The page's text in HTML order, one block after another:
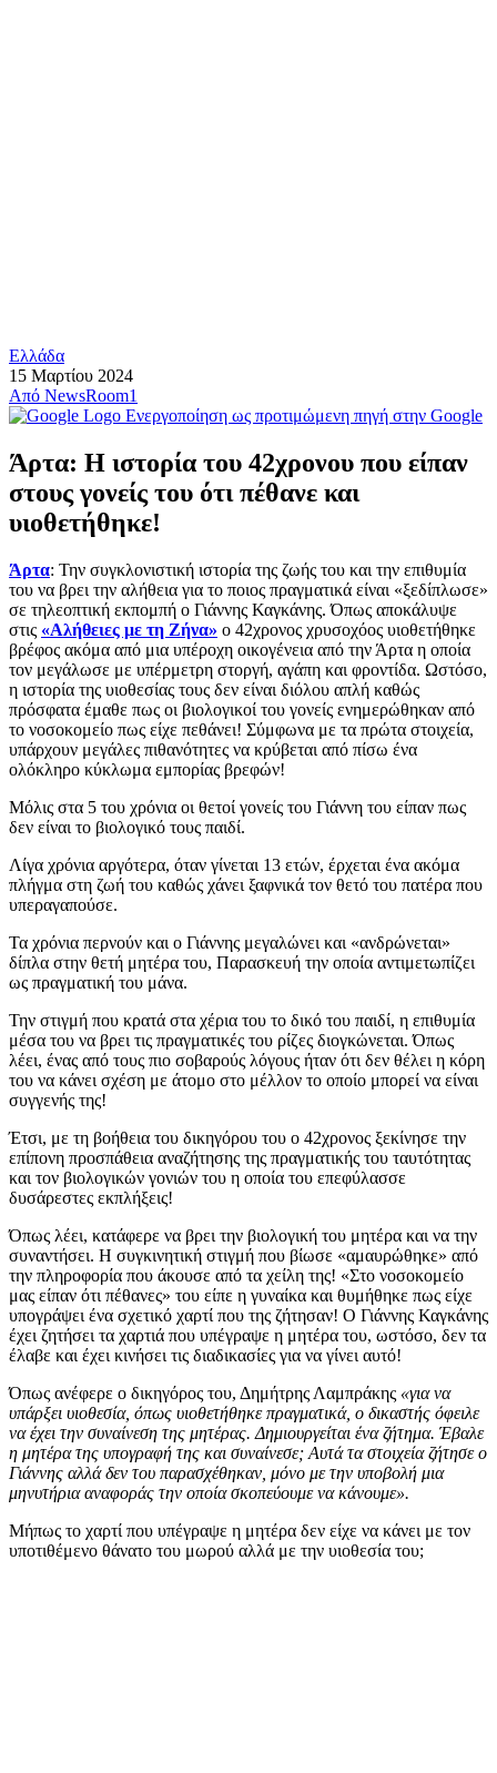
Ελλάδα
15 Μαρτίου 2024
Από NewsRoom1
Ενεργοποίηση ως προτιμώμενη πηγή στην Google
Άρτα: Η ιστορία του 42χρονου που είπαν
στους γονείς του ότι πέθανε και
υιοθετήθηκε!
Άρτα: Την συγκλονιστική ιστορία της ζωής του και την επιθυμία
του να βρει την αλήθεια για το ποιος πραγματικά είναι «ξεδίπλωσε»
σε τηλεοπτική εκπομπή ο Γιάννης Καγκάνης. Όπως αποκάλυψε
στις «Αλήθειες με τη Ζήνα» ο 42χρονος χρυσοχόος υιοθετήθηκε
βρέφος ακόμα από μια υπέροχη οικογένεια από την Άρτα η οποία
τον μεγάλωσε με υπέρμετρη στοργή, αγάπη και φροντίδα. Ωστόσο,
η ιστορία της υιοθεσίας τους δεν είναι διόλου απλή καθώς
πρόσφατα έμαθε πως οι βιολογικοί του γονείς ενημερώθηκαν από
το νοσοκομείο πως είχε πεθάνει! Σύμφωνα με τα πρώτα στοιχεία,
υπάρχουν μεγάλες πιθανότητες να κρύβεται από πίσω ένα
ολόκληρο κύκλωμα εμπορίας βρεφών!
Μόλις στα 5 του χρόνια οι θετοί γονείς του Γιάννη του είπαν πως
δεν είναι το βιολογικό τους παιδί.
Λίγα χρόνια αργότερα, όταν γίνεται 13 ετών, έρχεται ένα ακόμα
πλήγμα στη ζωή του καθώς χάνει ξαφνικά τον θετό του πατέρα που
υπεραγαπούσε.
Τα χρόνια περνούν και ο Γιάννης μεγαλώνει και «ανδρώνεται»
δίπλα στην θετή μητέρα του, Παρασκευή την οποία αντιμετωπίζει
ως πραγματική του μάνα.
Την στιγμή που κρατά στα χέρια του το δικό του παιδί, η επιθυμία
μέσα του να βρει τις πραγματικές του ρίζες διογκώνεται. Όπως
λέει, ένας από τους πιο σοβαρούς λόγους ήταν ότι δεν θέλει η κόρη
του να κάνει σχέση με άτομο στο μέλλον το οποίο μπορεί να είναι
συγγενής της!
Έτσι, με τη βοήθεια του δικηγόρου του ο 42χρονος ξεκίνησε την
επίπονη προσπάθεια αναζήτησης της πραγματικής του ταυτότητας
και τον βιολογικών γονιών του η οποία του επεφύλασσε
δυσάρεστες εκπλήξεις!
Όπως λέει, κατάφερε να βρει την βιολογική του μητέρα και να την
συναντήσει. Η συγκινητική στιγμή που βίωσε «αμαυρώθηκε» από
την πληροφορία που άκουσε από τα χείλη της! «Στο νοσοκομείο
μας είπαν ότι πέθανες» του είπε η γυναίκα και θυμήθηκε πως είχε
υπογράψει ένα σχετικό χαρτί που της ζήτησαν! Ο Γιάννης Καγκάνης
έχει ζητήσει τα χαρτιά που υπέγραψε η μητέρα του, ωστόσο, δεν τα
έλαβε και έχει κινήσει τις διαδικασίες για να γίνει αυτό!
Όπως ανέφερε ο δικηγόρος του, Δημήτρης Λαμπράκης «για να
υπάρξει υιοθεσία, όπως υιοθετήθηκε πραγματικά, ο δικαστής όφειλε
να έχει την συναίνεση της μητέρας. Δημιουργείται ένα ζήτημα. Έβαλε
η μητέρα της υπογραφή της και συναίνεσε; Αυτά τα στοιχεία ζήτησε ο
Γιάννης αλλά δεν του παρασχέθηκαν, μόνο με την υποβολή μια
μηνυτήρια αναφοράς την οποία σκοπεύουμε να κάνουμε».
Μήπως το χαρτί που υπέγραψε η μητέρα δεν είχε να κάνει με τον
υποτιθέμενο θάνατο του μωρού αλλά με την υιοθεσία του;